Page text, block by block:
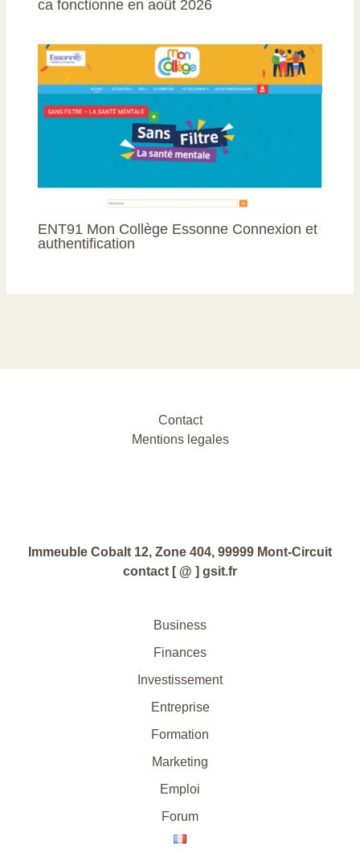
ca fonctionne en août 2026
ENT91 Mon Collège Essonne Connexion et
authentification
Contact
Mentions legales
Immeuble Cobalt 12, Zone 404, 99999 Mont-Circuit
contact [ @ ] gsit.fr
Business
Finances
Investissement
Entreprise
Formation
Marketing
Emploi
Forum